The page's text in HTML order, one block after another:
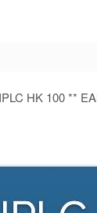
HK 100 **